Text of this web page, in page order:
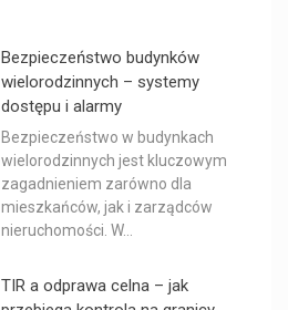
Bezpieczeństwo budynków
wielorodzinnych – systemy
dostępu i alarmy
Bezpieczeństwo w budynkach
wielorodzinnych jest kluczowym
zagadnieniem zarówno dla
mieszkańców, jak i zarządców
nieruchomości. W...
TIR a odprawa celna – jak